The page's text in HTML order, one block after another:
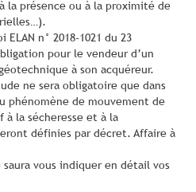
la présence ou à la proximité de
n° 2018-1021 du 23
pour le vendeur d’un
à son acquéreur.
ne sera obligatoire que dans
phénomène de mouvement de
la sécheresse et à la
définies par décret. Affaire à
vous indiquer en détail vos